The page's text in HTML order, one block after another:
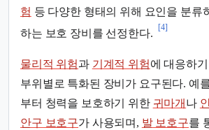
험 등 다양한 형태의 위해 요인을 분류
하는 보호 장비를 선정한다.
[4]
물리적 위험과 기계적 위험에 대응하
부위별로 특화된 장비가 요구된다. 예
부터 청력을 보호하기 위한 귀마개 나
안구 보호구가 사용되며, 발 보호구를